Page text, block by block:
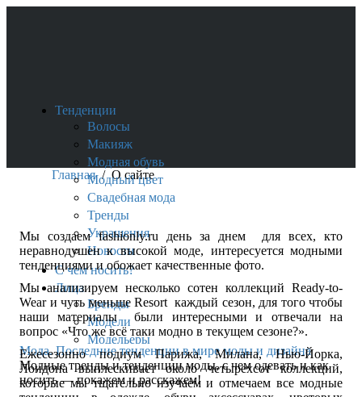
Тенденции
Волосы
Макияж
Модная обувь
Модный цвет
Свадебная мода
Тренды
Украшения
Новости
С чем носить?
Лица
Бренды
Модели
Модельеры
Бренды
Коллекции
Мода — Осень 2013
Мода. Последние тенденции в мире моды и дизайна
Модные тренды и тенденции моды, с чем одевать и как
носить — покажем и расскажем!
Главная / О сайте
Мы создаем fashionly.ru день за днем для всех, кто
неравнодушен к высокой моде, интересуется модными
тенденциями и обожает качественные фото.
Мы анализируем несколько сотен коллекций Ready-to-
Wear и чуть меньше Resort каждый сезон, для того чтобы
наши материалы были интересными и отвечали на
вопрос «Что же всё таки модно в текущем сезоне?».
Ежесезонно подиум Парижа, Милана, Нью-Йорка,
Лондона выплескивает около четырехсот коллекций,
которые мы тщательно изучаем и отмечаем все модные